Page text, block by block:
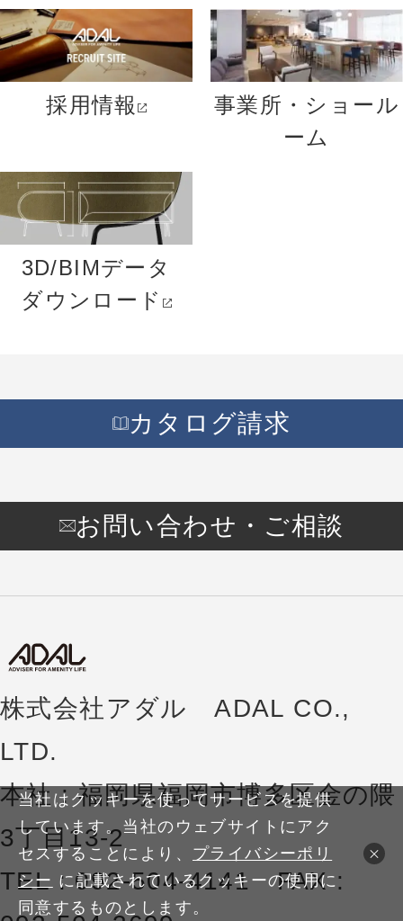
当社はクッキーを使ってサービスを提供
しています。当社のウェブサイトにアク
セスすることにより、 プライバシーポリ
シー に記載されているクッキーの使用に
同意するものとします。
採用情報
事業所・ショール
ーム
3D/BIMデータ
ダウンロード
カタログ請求
お問い合わせ・ご相談
株式会社アダル ADAL CO.,
LTD.
本社 : 福岡県福岡市博多区金の隈
3丁目13-2
TEL : 092-504-4141 FAX :